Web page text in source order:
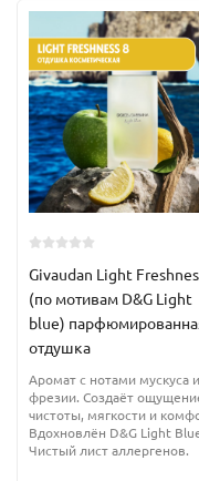
К основным
мембран кожи,
увлажнение и
средством.
Образует на коже
излучения и
проблемной коже для
Используется для
домашних условиях,
применяться
смесях, занимая 20-30%
пр-во Турция
Givaudan Light
(по мотивам D&G Light
blue)
отдушка
Аромат с нотами мускуса и
фрезии. Создаёт
чистоты, мягкости и
Вдохновлён D&G Light
Чистый лист аллергенов.